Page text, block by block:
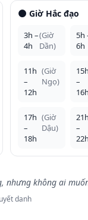
🌑 Giờ Hắc đạo
3h –
4h
(Giờ
Dần)
5h
6h
11h
–
12h
(Giờ
Ngọ)
15h
–
16h
17h
–
18h
(Giờ
Dậu)
21h
–
22h
nhưng không ai
danh